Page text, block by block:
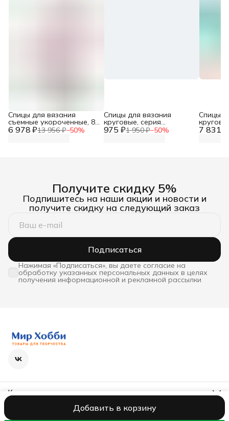
Добавить в корзину
6 978 ₽13 956 ₽−50%
Спицы для вязания
съемные укороченные, 8
видов, алюминий, KnitPro, 975 ₽1 950 ₽−50%
Спицы для вязания
круговые, серия
Осознанность (Mindful) 7 831 ₽
Спицы
мм/25
Получите скидку 5%
Подпишитесь на наши акции и новости и
получите скидку на следующий заказ
Подписаться
Нажимая «Подписаться», вы даете согласие на
обработку указанных персональных данных в целях
получения информационной и рекламной рассылки
Контакты
Режим работы
ООО БэстексРеквизитыОфертаПолитика